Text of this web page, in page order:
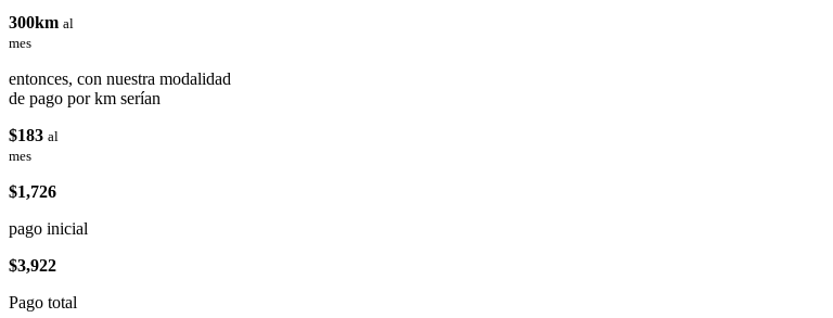
300km al
mes
entonces, con nuestra modalidad
de pago por km serían
$183 al
mes
$1,726
pago inicial
$3,922
Pago total